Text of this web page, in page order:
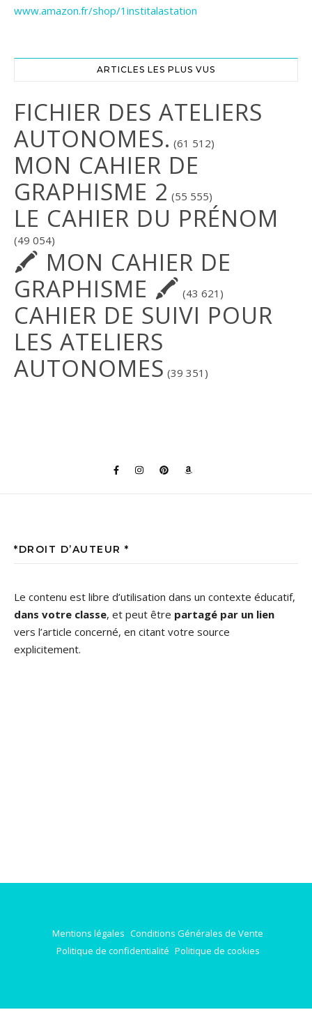
www.amazon.fr/shop/1institalastation
ARTICLES LES PLUS VUS
FICHIER DES ATELIERS
AUTONOMES. (61 512)
MON CAHIER DE
GRAPHISME 2 (55 555)
LE CAHIER DU PRÉNOM
(49 054)
🖍 MON CAHIER DE
GRAPHISME 🖍 (43 621)
CAHIER DE SUIVI POUR
LES ATELIERS
AUTONOMES (39 351)
*DROIT D’AUTEUR *
Le contenu est libre d’utilisation dans un contexte éducatif,
dans votre classe, et peut être partagé par un lien
vers l’article concerné, en citant votre source
explicitement.
Mentions légales Conditions Générales de Vente
Politique de confidentialité Politique de cookies